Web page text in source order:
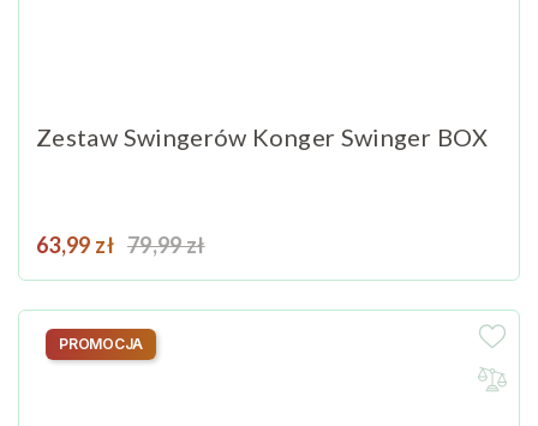
Zestaw Swingerów Konger Swinger BOX
Cena
63,99 zł Cena podstawowa
79,99 zł
PROMOCJA